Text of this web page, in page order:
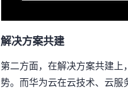
解决方案共建
第二方面，在解决方案共建
势。而华为云在云技术、云